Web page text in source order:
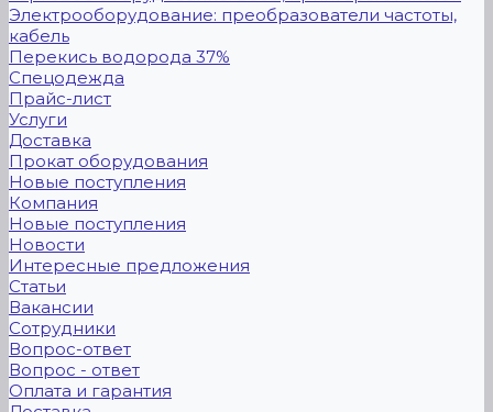
Электрооборудование: преобразователи частоты,
кабель
Перекись водорода 37%
Спецодежда
Прайс-лист
Услуги
Доставка
Прокат оборудования
Новые поступления
Компания
Новые поступления
Новости
Интересные предложения
Статьи
Вакансии
Сотрудники
Вопрос-ответ
Вопрос - ответ
Оплата и гарантия